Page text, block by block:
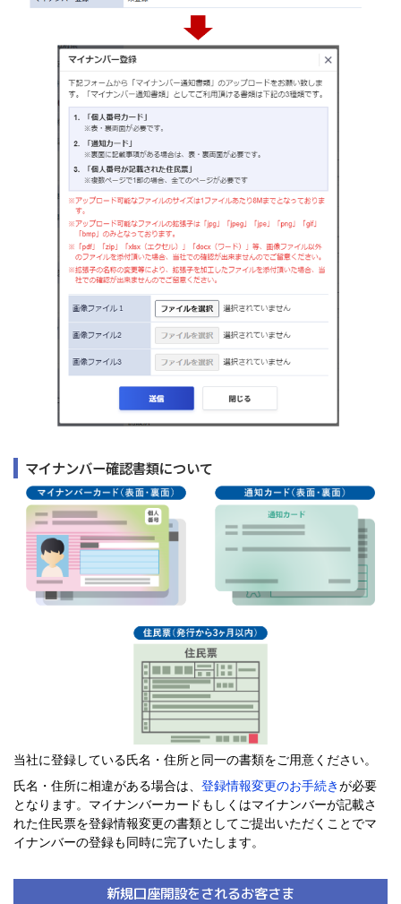
マイナンバー確認書類について
当社に登録している氏名・住所と同一の書類をご用意ください。
氏名・住所に相違がある場合は、 登録情報変更のお手続きが必要
となります。マイナンバーカードもしくはマイナンバーが記載さ
れた住民票を登録情報変更の書類としてご提出いただくことでマ
イナンバーの登録も同時に完了いたします。
新規口座開設をされるお客さま